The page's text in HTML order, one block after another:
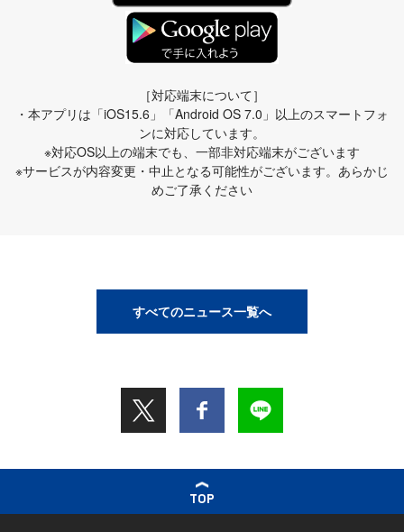
［対応端末について］
・本アプリは「iOS15.6」「Android OS 7.0」以上のスマートフォ
ンに対応しています。
※対応OS以上の端末でも、一部非対応端末がございます
※サービスが内容変更・中止となる可能性がございます。あらかじ
めご了承ください
すべてのニュース一覧へ
TOP